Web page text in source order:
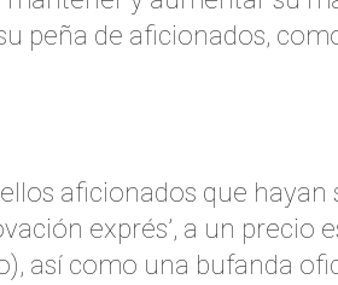
peña de aficionados,
aficionados que hayan
exprés’, a un precio
así como una bufanda